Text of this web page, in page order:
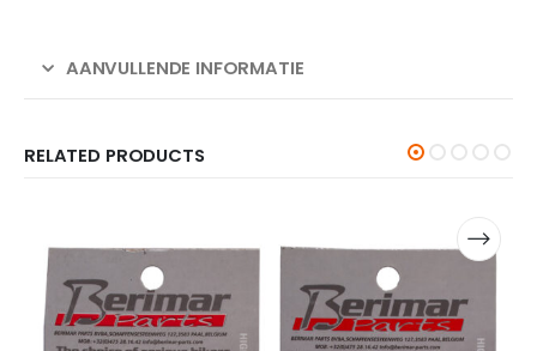
AANVULLENDE INFORMATIE
RELATED PRODUCTS